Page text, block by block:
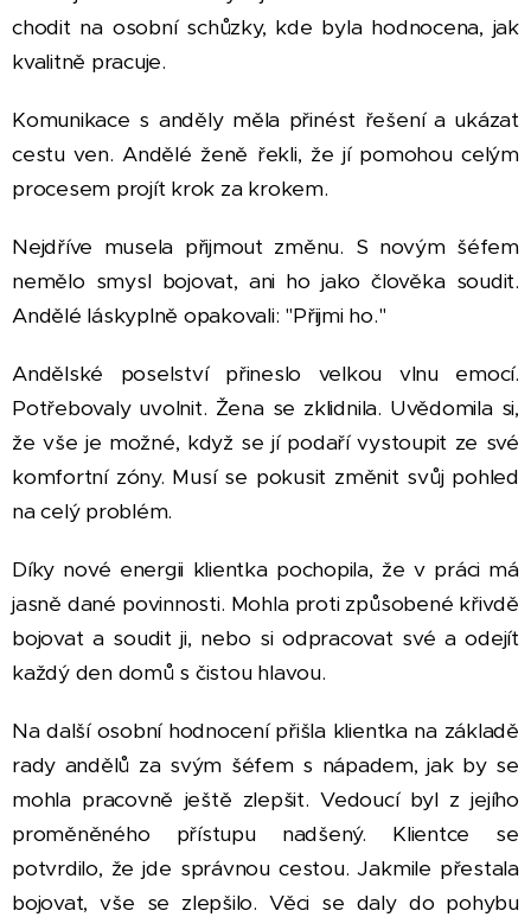
chodit na osobní schůzky, kde byla hodnocena, jak
kvalitně pracuje.
Komunikace s anděly měla přinést řešení a ukázat
cestu ven. Andělé ženě řekli, že jí pomohou celým
procesem projít krok za krokem.
Nejdříve musela přijmout změnu. S novým šéfem
nemělo smysl bojovat, ani ho jako člověka soudit.
Andělé láskyplně opakovali: "Přijmi ho."
Andělské poselství přineslo velkou vlnu emocí.
Potřebovaly uvolnit. Žena se zklidnila. Uvědomila si,
že vše je možné, když se jí podaří vystoupit ze své
komfortní zóny. Musí se pokusit změnit svůj pohled
na celý problém.
Díky nové energii klientka pochopila, že v práci má
jasně dané povinnosti. Mohla proti způsobené křivdě
bojovat a soudit ji, nebo si odpracovat své a odejít
každý den domů s čistou hlavou.
Na další osobní hodnocení přišla klientka na základě
rady andělů za svým šéfem s nápadem, jak by se
mohla pracovně ještě zlepšit. Vedoucí byl z jejího
proměněného přístupu nadšený. Klientce se
potvrdilo, že jde správnou cestou. Jakmile přestala
bojovat, vše se zlepšilo. Věci se daly do pohybu